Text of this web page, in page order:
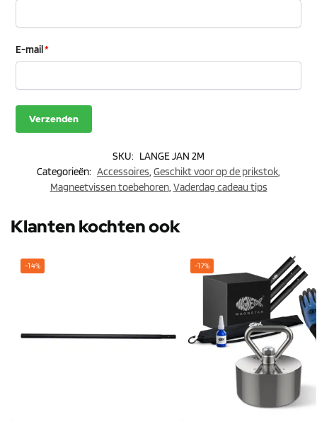
E-mail*
SKU: LANGE JAN 2M
Categorieën: Accessoires, Geschikt voor op de prikstok,
Magneetvissen toebehoren, Vaderdag cadeau tips
Klanten kochten ook
-14% -17%